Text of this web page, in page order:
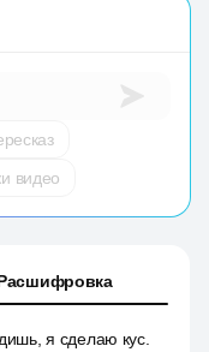
видео
я сделаю кус.